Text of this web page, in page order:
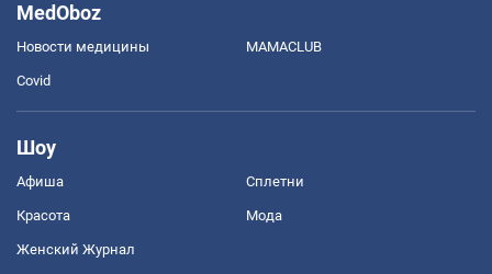
MedOboz
Новости медицины MAMACLUB
Covid
Шоу
Афиша Сплетни
Красота Мода
Женский Журнал